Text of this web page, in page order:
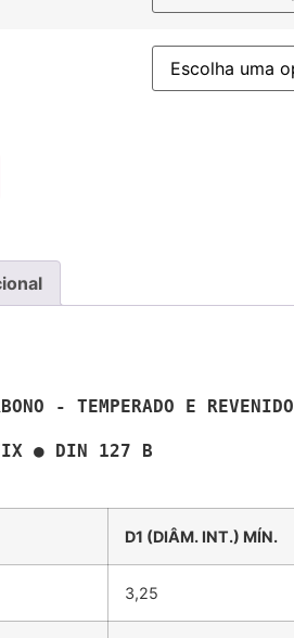
- TEMPERADO E REVENIDO
● DIN 127 B
D1 (DIÂM. INT.) MÍN.
3,25